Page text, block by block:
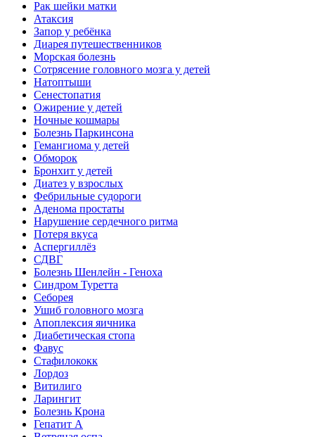
Рак шейки матки
Атаксия
Запор у ребёнка
Диарея путешественников
Морская болезнь
Сотрясение головного мозга у детей
Натоптыши
Сенестопатия
Ожирение у детей
Ночные кошмары
Болезнь Паркинсона
Гемангиома у детей
Обморок
Бронхит у детей
Диатез у взрослых
Фебрильные судороги
Аденома простаты
Нарушение сердечного ритма
Потеря вкуса
Аспергиллёз
СДВГ
Болезнь Шенлейн - Геноха
Синдром Туретта
Себорея
Ушиб головного мозга
Апоплексия яичника
Диабетическая стопа
Фавус
Стафилококк
Лордоз
Витилиго
Ларингит
Болезнь Крона
Гепатит A